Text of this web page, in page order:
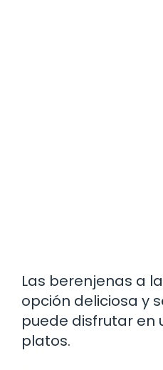
Las berenjenas a
opción deliciosa y
puede disfrutar en
platos.